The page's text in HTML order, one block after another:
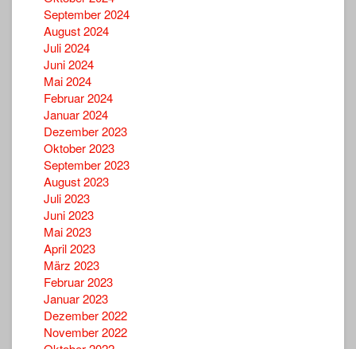
September 2024
August 2024
Juli 2024
Juni 2024
Mai 2024
Februar 2024
Januar 2024
Dezember 2023
Oktober 2023
September 2023
August 2023
Juli 2023
Juni 2023
Mai 2023
April 2023
März 2023
Februar 2023
Januar 2023
Dezember 2022
November 2022